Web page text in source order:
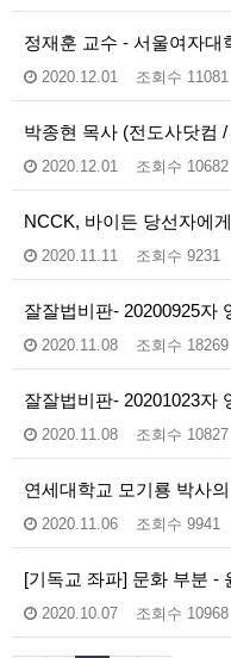
정재훈 교수 - 서울여자대
2020.12.01 조회수 11081
박종현 목사 (전도사닷컴
2020.12.01 조회수 10682
NCCK, 바이든 당선자에
2020.11.11 조회수 9231
잘잘법비판- 20200925자
2020.11.08 조회수 18269
잘잘법비판- 20201023자
2020.11.08 조회수 10827
연세대학교 모기룡 박사
2020.11.06 조회수 9941
[기독교 좌파] 문화 부분 -
2020.10.07 조회수 10968